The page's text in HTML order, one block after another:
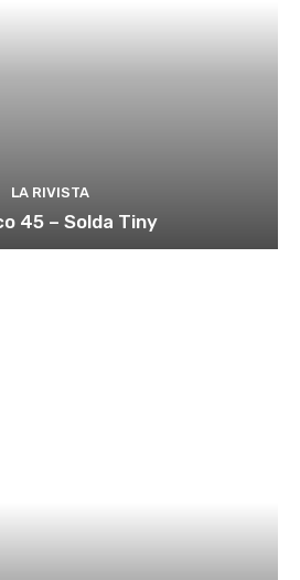
LA RIVISTA
45 – Solda Tiny